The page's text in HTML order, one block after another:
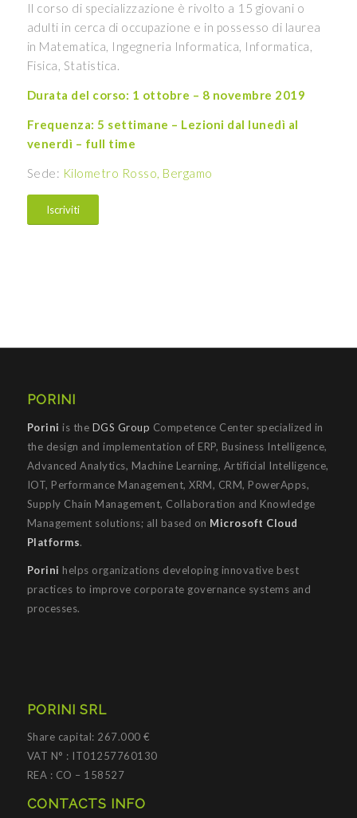
Il corso di specializzazione è rivolto a 15 giovani o
adulti in cerca di occupazione e in possesso di laurea
in Matematica, Ingegneria Informatica, Informatica,
Fisica, Statistica.
Durata del corso: 1 ottobre – 8 novembre 2019
Frequenza: 5 settimane – Lezioni dal lunedì al
venerdì – full time
Sede: Kilometro Rosso, Bergamo
Iscriviti
PORINI
Porini is the DGS Group Competence Center specialized in
the design and implementation of ERP, Business Intelligence,
Advanced Analytics, Machine Learning, Artificial Intelligence,
IOT, Performance Management, XRM, CRM, PowerApps,
Supply Chain Management, Collaboration and Knowledge
Management solutions; all based on Microsoft Cloud
Platforms.
Porini helps organizations developing innovative best
practices to improve corporate governance systems and
processes.
PORINI SRL
Share capital: 267.000 €
VAT N° : IT01257760130
REA : CO – 158527
CONTACTS INFO